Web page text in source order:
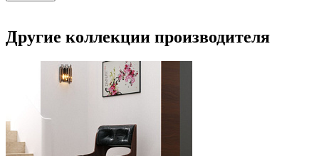
Другие коллекции производителя